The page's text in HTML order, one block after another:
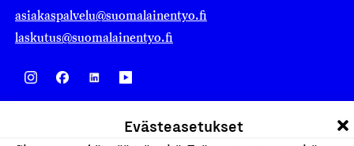
Evästeasetukset
asiakaspalvelu@suomalainentyo.fi
laskutus@suomalainentyo.fi